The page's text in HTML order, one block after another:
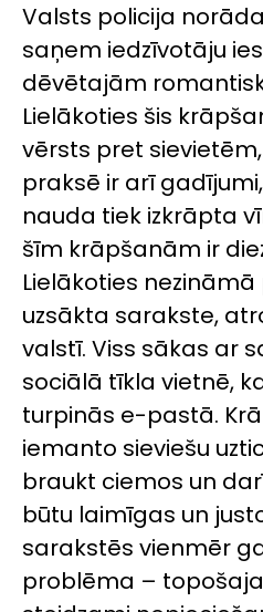
Valsts policija
saņem iedzīvotāju
dēvētajām
Lielākoties šis
vērsts pret
praksē ir arī
nauda tiek izkrāpta
šīm krāpšanām ir
Lielākoties
uzsākta sarakste,
valstī. Viss sākas ar
sociālā tīkla vietnē,
turpinās e-pastā.
iemanto sieviešu
braukt ciemos un
būtu laimīgas un
sarakstēs vienmēr
problēma –